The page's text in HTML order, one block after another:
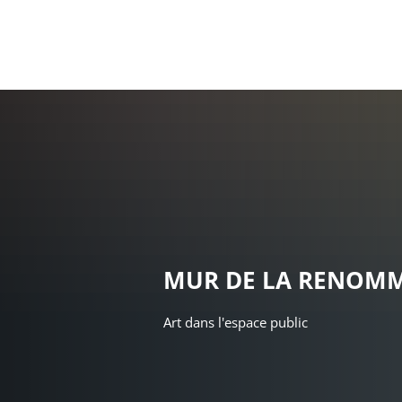
MUR DE LA
Art dans l'espace public